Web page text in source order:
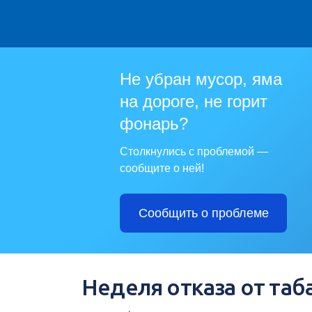
Не убран мусор, яма
на дороге, не горит
фонарь?
Столкнулись с проблемой —
сообщите о ней!
Сообщить о проблеме
Неделя отказа от